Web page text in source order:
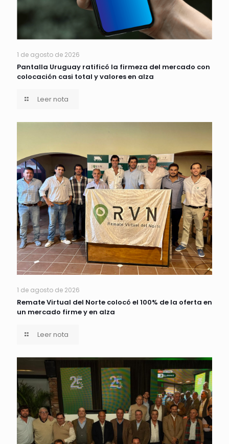
1 de agosto de 2026
Pantalla Uruguay ratificó la firmeza del mercado con
colocación casi total y valores en alza
Leer nota
1 de agosto de 2026
Remate Virtual del Norte colocó el 100% de la oferta en
un mercado firme y en alza
Leer nota